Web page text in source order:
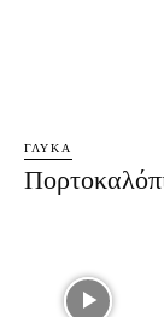
ΓΛΥΚΆ